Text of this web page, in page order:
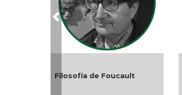
Filosofía de Foucault
Previous